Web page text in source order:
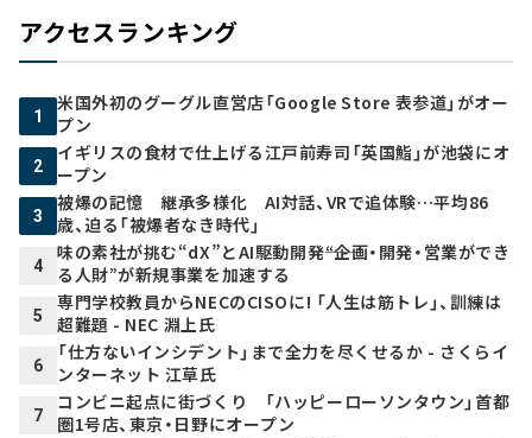
アクセスランキング
1
米国外初のグーグル直営店「Google Store 表参道」がオー
プン
2
イギリスの食材で仕上げる江戸前寿司「英国鮨」が池袋にオ
ープン
3
被爆の記憶 継承多様化 AI対話、VRで追体験…平均86
歳、迫る「被爆者なき時代」
4
味の素社が挑む“dX”とAI駆動開発――“企画・開発・営業ができ
る人財”が新規事業を加速する
5
専門学校教員からNECのCISOに! 「人生は筋トレ」、訓練は
超難題 - NEC 淵上氏
6
「仕方ないインシデント」まで全力を尽くせるか - さくらイ
ンターネット 江草氏
7
コンビニ起点に街づくり 「ハッピーローソンタウン」首都
圏1号店、東京・日野にオープン